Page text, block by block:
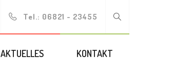
Tel.: 06821 - 23455
AKTUELLES KONTAKT